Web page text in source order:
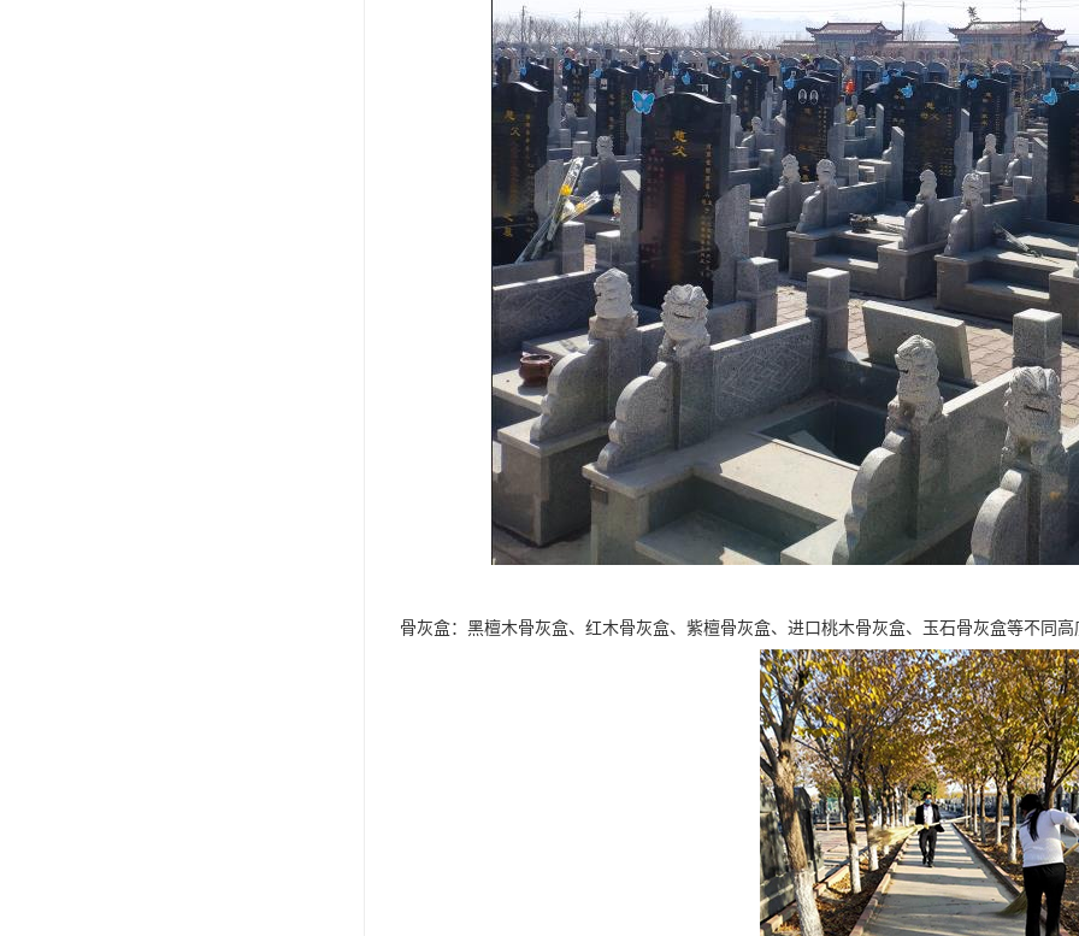
骨灰盒：黑檀木骨灰盒、红木骨灰盒、紫檀骨灰盒、进口桃木骨灰盒、玉石骨灰盒等不同高